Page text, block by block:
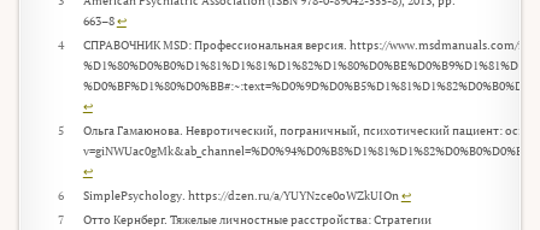
663–8↩︎
4
СПРАВОЧНИК MSD: Профессиональная версия. https://www.msdmanuals.com/ru-ru/
↩︎
5
Ольга Гамаюнова. Невротический, пограничный, психотический пациент:
↩︎
6
SimplePsychology. https://dzen.ru/a/YUYNzce0oWZkUIOn↩︎
7
Отто Кернберг. Тяжелые личностные расстройства: Стратегии